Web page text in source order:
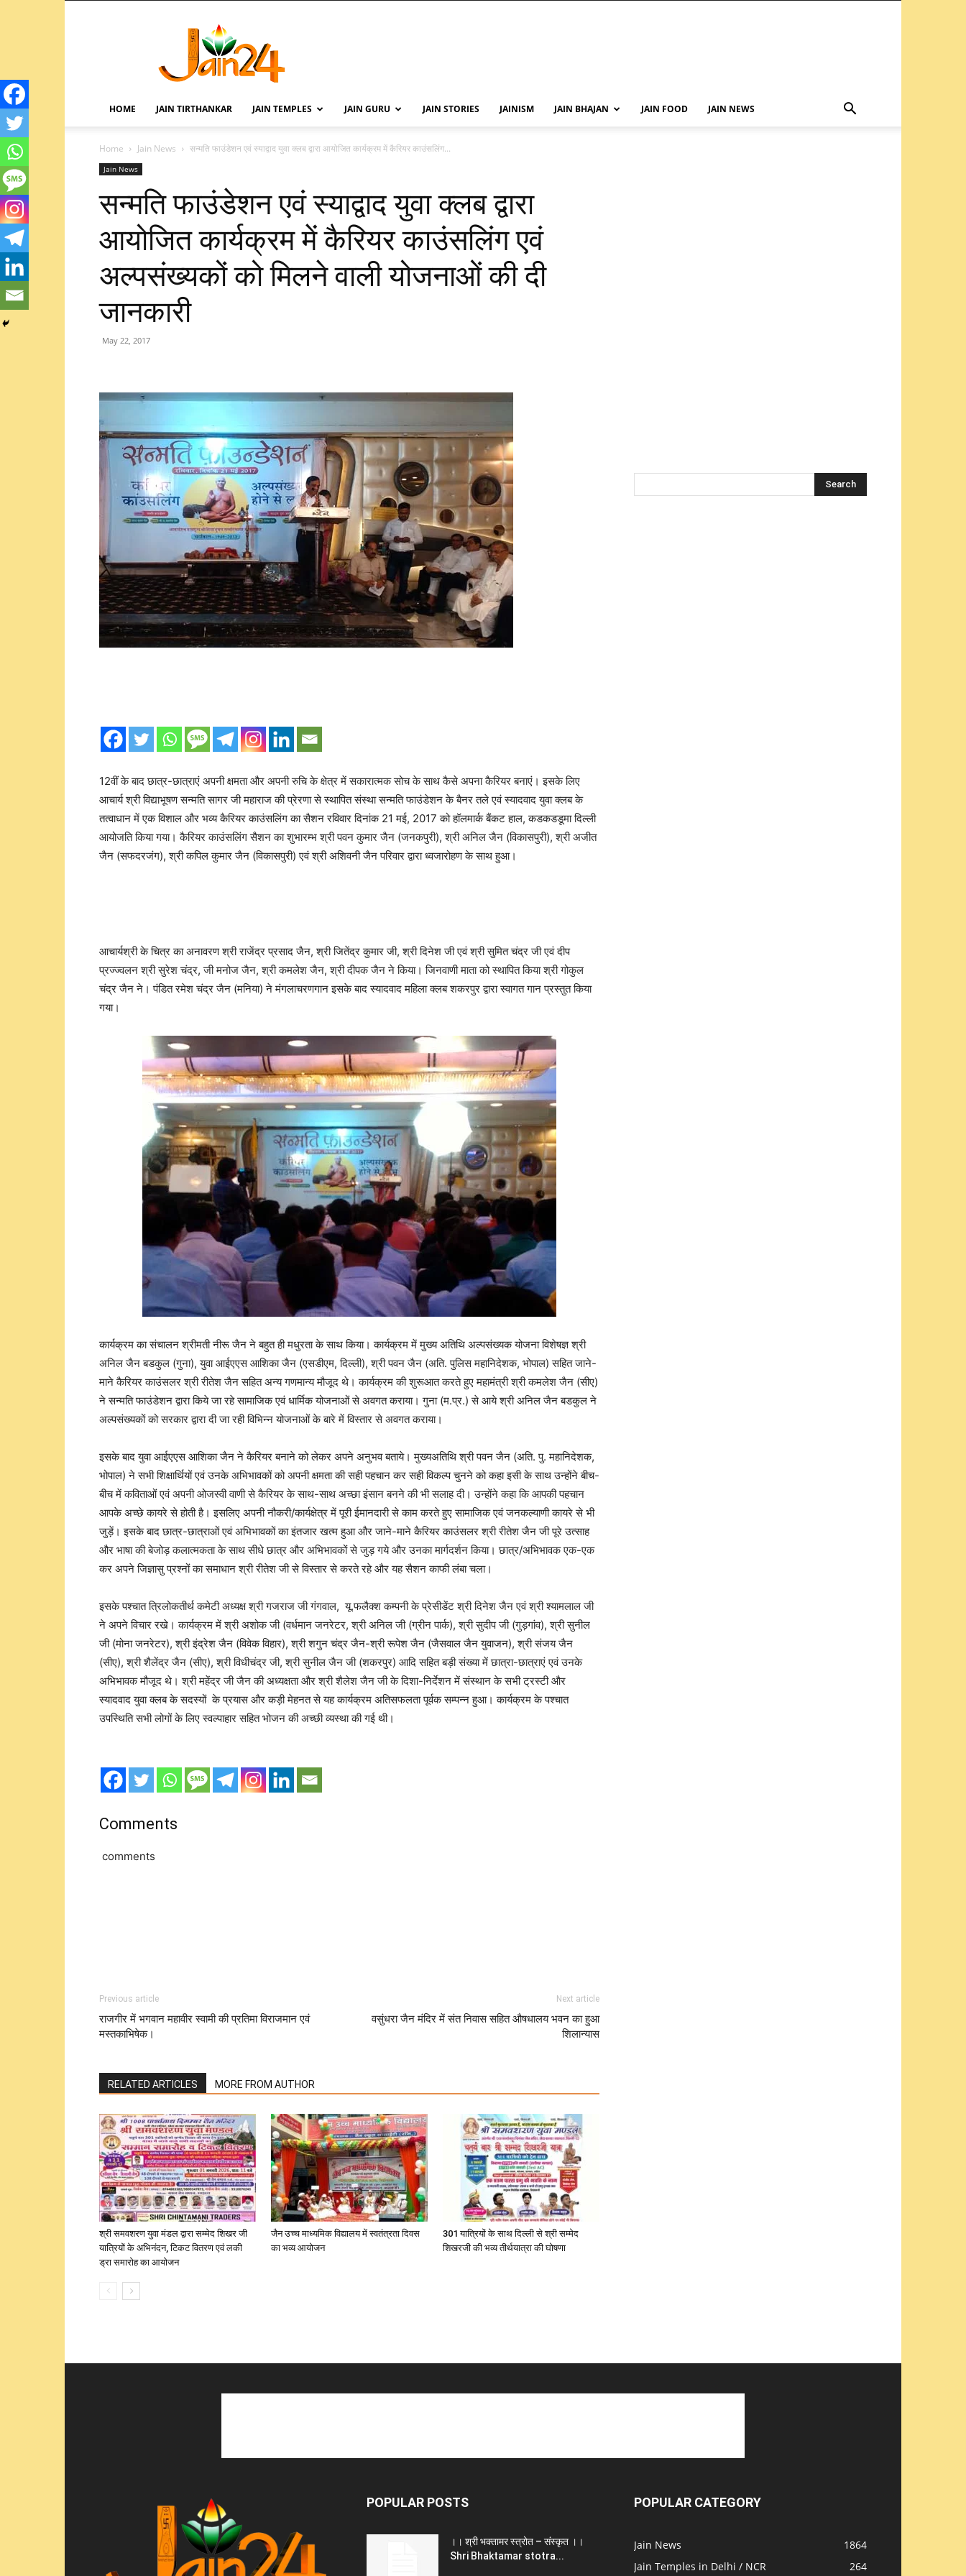
HOME JAIN TIRTHANKAR JAIN TEMPLES JAIN GURU JAIN STORIES JAINISM JAIN BHAJAN JAIN FOOD JAIN NEWS
Home Jain News सन्मति फाउंडेशन एवं स्याद्वाद युवा क्लब द्वारा आयोजित कार्यक्रम में कैरियर काउंसलिंग...
Jain News
सन्मति फाउंडेशन एवं स्याद्वाद युवा क्लब द्वारा
आयोजित कार्यक्रम में कैरियर काउंसलिंग एवं
अल्पसंख्यकों को मिलने वाली योजनाओं की दी
जानकारी
May 22, 2017
12वीं के बाद छात्र-छात्राएं अपनी क्षमता और अपनी रुचि के क्षेत्र में सकारात्मक सोच के साथ कैसे अपना कैरियर बनाएं। इसके लिए
आचार्य श्री विद्याभूषण सन्मति सागर जी महाराज की प्रेरणा से स्थापित संस्था सन्मति फाउंडेशन के बैनर तले एवं स्यादवाद युवा क्लब के
तत्वाधान में एक विशाल और भव्य कैरियर काउंसलिंग का सैशन रविवार दिनांक 21 मई, 2017 को हॉलमार्क बैंकट हाल, कडकडडूमा दिल्ली
आयोजति किया गया। कैरियर काउंसलिंग सैशन का शुभारम्भ श्री पवन कुमार जैन (जनकपुरी), श्री अनिल जैन (विकासपुरी), श्री अजीत
जैन (सफदरजंग), श्री कपिल कुमार जैन (विकासपुरी) एवं श्री अशिवनी जैन परिवार द्वारा ध्वजारोहण के साथ हुआ।
आचार्यश्री के चित्र का अनावरण श्री राजेंद्र प्रसाद जैन, श्री जितेंद्र कुमार जी, श्री दिनेश जी एवं श्री सुमित चंद्र जी एवं दीप
प्रज्ज्वलन श्री सुरेश चंद्र, जी मनोज जैन, श्री कमलेश जैन, श्री दीपक जैन ने किया। जिनवाणी माता को स्थापित किया श्री गोकुल
चंद्र जैन ने। पंडित रमेश चंद्र जैन (मनिया) ने मंगलाचरणगान इसके बाद स्यादवाद महिला क्लब शकरपुर द्वारा स्वागत गान प्रस्तुत किया
गया।
कार्यक्रम का संचालन श्रीमती नीरू जैन ने बहुत ही मधुरता के साथ किया। कार्यक्रम में मुख्य अतिथि अल्पसंख्यक योजना विशेषज्ञ श्री
अनिल जैन बडकुल (गुना), युवा आईएएस आशिका जैन (एसडीएम, दिल्ली), श्री पवन जैन (अति. पुलिस महानिदेशक, भोपाल) सहित जाने-
माने कैरियर काउंसलर श्री रीतेश जैन सहित अन्य गणमान्य मौजूद थे। कार्यक्रम की शुरूआत करते हुए महामंत्री श्री कमलेश जैन (सीए)
ने सन्मति फाउंडेशन द्वारा किये जा रहे सामाजिक एवं धार्मिक योजनाओं से अवगत कराया। गुना (म.प्र.) से आये श्री अनिल जैन बडकुल ने
अल्पसंख्यकों को सरकार द्वारा दी जा रही विभिन्न योजनाओं के बारे में विस्तार से अवगत कराया।
इसके बाद युवा आईएएस आशिका जैन ने कैरियर बनाने को लेकर अपने अनुभव बताये। मुख्यअतिथि श्री पवन जैन (अति. पु. महानिदेशक,
भोपाल) ने सभी शिक्षार्थियों एवं उनके अभिभावकों को अपनी क्षमता की सही पहचान कर सही विकल्प चुनने को कहा इसी के साथ उन्होंने बीच-
बीच में कविताओं एवं अपनी ओजस्वी वाणी से कैरियर के साथ-साथ अच्छा इंसान बनने की भी सलाह दी। उन्होंने कहा कि आपकी पहचान
आपके अच्छे कायरे से होती है। इसलिए अपनी नौकरी/कार्यक्षेत्र में पूरी ईमानदारी से काम करते हुए सामाजिक एवं जनकल्याणी कायरे से भी
जुड़ें। इसके बाद छात्र-छात्राओं एवं अभिभावकों का इंतजार खत्म हुआ और जाने-माने कैरियर काउंसलर श्री रीतेश जैन जी पूरे उत्साह
और भाषा की बेजोड़ कलात्मकता के साथ सीधे छात्र और अभिभावकों से जुड़ गये और उनका मार्गदर्शन किया। छात्र/अभिभावक एक-एक
कर अपने जिज्ञासु प्रश्नों का समाधान श्री रीतेश जी से विस्तार से करते रहे और यह सैशन काफी लंबा चला।
इसके पश्चात त्रिलोकतीर्थ कमेटी अध्यक्ष श्री गजराज जी गंगवाल, यू.फलैक्श कम्पनी के प्रेसीडेंट श्री दिनेश जैन एवं श्री श्यामलाल जी
ने अपने विचार रखे। कार्यक्रम में श्री अशोक जी (वर्धमान जनरेटर, श्री अनिल जी (ग्रीन पार्क), श्री सुदीप जी (गुड़गांव), श्री सुनील
जी (मोना जनरेटर), श्री इंद्रेश जैन (विवेक विहार), श्री शगुन चंद्र जैन-श्री रूपेश जैन (जैसवाल जैन युवाजन), श्री संजय जैन
(सीए), श्री शैलेंद्र जैन (सीए), श्री विधीचंद्र जी, श्री सुनील जैन जी (शकरपुर) आदि सहित बड़ी संख्या में छात्रा-छात्राएं एवं उनके
अभिभावक मौजूद थे। श्री महेंद्र जी जैन की अध्यक्षता और श्री शैलेश जैन जी के दिशा-निर्देशन में संस्थान के सभी ट्रस्टी और
स्यादवाद युवा क्लब के सदस्यों के प्रयास और कड़ी मेहनत से यह कार्यक्रम अतिसफलता पूर्वक सम्पन्न हुआ। कार्यक्रम के पश्चात
उपस्थिति सभी लोगों के लिए स्वल्पाहार सहित भोजन की अच्छी व्यस्था की गई थी।
Comments
comments
Previous article
राजगीर में भगवान महावीर स्वामी की प्रतिमा विराजमान एवं
मस्तकाभिषेक।
Next article
वसुंधरा जैन मंदिर में संत निवास सहित औषधालय भवन का हुआ
शिलान्यास
RELATED ARTICLES MORE FROM AUTHOR
श्री समवशरण युवा मंडल द्वारा सम्मेद शिखर जी
यात्रियों के अभिनंदन, टिकट वितरण एवं लकी
ड्रा समारोह का आयोजन
जैन उच्च माध्यमिक विद्यालय में स्वतंत्रता दिवस
का भव्य आयोजन
301 यात्रियों के साथ दिल्ली से श्री सम्मेद
शिखरजी की भव्य तीर्थयात्रा की घोषणा
POPULAR POSTS
।। श्री भक्तामर स्त्रोत – संस्कृत ।।
Shri Bhaktamar stotra...
POPULAR CATEGORY
Jain News
1864
Jain Temples in Delhi / NCR
264